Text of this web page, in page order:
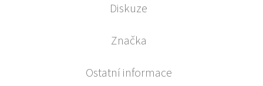
Diskuze
Značka
Ostatní informace